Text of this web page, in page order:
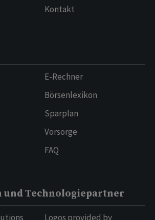
Kontakt
E-Rechner
Börsenlexikon
Sparplan
Vorsorge
FAQ
und Technologiepartner
Logos provided by